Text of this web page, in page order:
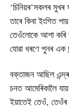
‘চিনিয়ৰ’সকলৰ
তাৰে কিবা ইংগিত
তেওঁলোকে আশা কৰি
যোৱা ধৰণে পুনৰ এক
বক্তাজন আছিল
চনত আমেৰিকালৈ
ইয়াতেই তেওঁ, তেওঁৰ